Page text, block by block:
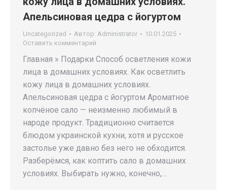
Апельсиновая цедра с йогуртом
Uncategorized Автор: Administrator
10.01.2025
Оставить комментарий
Главная » Подарки Способ осветления кожи
лица в домашних условиях. Как осветлить
кожу лица в домашних условиях.
Апельсиновая цедра с йогуртом Ароматное
копчёное сало — неизменно любимый в
народе продукт. Традиционно считается
блюдом украинской кухни, хотя и русское
застолье уже давно без него не обходится.
Разберёмся, как коптить сало в домашних
условиях. Выбирать нужно, конечно,…